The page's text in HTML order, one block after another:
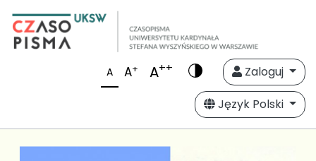
A A+ A++
Zaloguj
Język Polski